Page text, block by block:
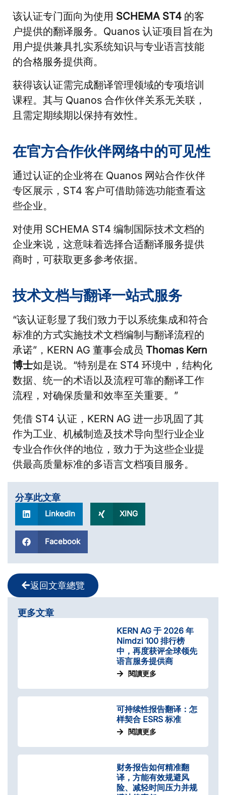
该认证专门面向为使用 SCHEMA ST4 的客
户提供的翻译服务。Quanos 认证项目旨在为
用户提供兼具扎实系统知识与专业语言技能
的合格服务提供商。
获得该认证需完成翻译管理领域的专项培训
课程。其与 Quanos 合作伙伴关系无关联，
且需定期续期以保持有效性。
在官方合作伙伴网络中的可见性
通过认证的企业将在 Quanos 网站合作伙伴
专区展示，ST4 客户可借助筛选功能查看这
些企业。
对使用 SCHEMA ST4 编制国际技术文档的
企业来说，这意味着选择合适翻译服务提供
商时，可获取更多参考依据。
技术文档与翻译一站式服务
“该认证彰显了我们致力于以系统集成和符合
标准的方式实施技术文档编制与翻译流程的
承诺”，KERN AG 董事会成员 Thomas Kern
博士如是说。“特别是在 ST4 环境中，结构化
数据、统一的术语以及流程可靠的翻译工作
流程，对确保质量和效率至关重要。”
凭借 ST4 认证，KERN AG 进一步巩固了其
作为工业、机械制造及技术导向型行业企业
专业合作伙伴的地位，致力于为这些企业提
供最高质量标准的多语言文档项目服务。
分享此文章
LinkedIn XING
Facebook
返回文章總覽
更多文章
KERN AG 于 2026 年
Nimdzi 100 排行榜
中，再度获评全球领先
语言服务提供商
閱讀更多
可持续性­报告翻译：怎
样契合 ESRS 标准
閱讀更多
财务报告如何精准翻
译，方能有效规避风
险、减轻时间压力并规